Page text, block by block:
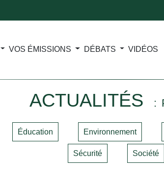
VOS ÉMISSIONS DÉBATS VIDÉOS
ACTUALITÉS
Éducation Environnement
Sécurité Société